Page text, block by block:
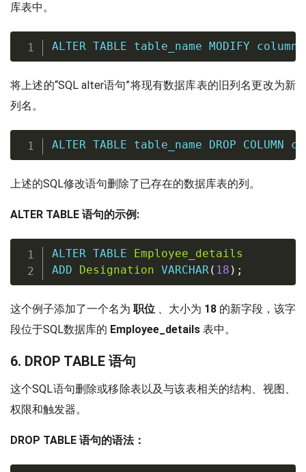
库表中。
ALTER TABLE table_name MODIFY
将上述的“SQL alter语句”将现有数据库表的旧列名更改为新
列名。
ALTER TABLE table_name DROP COLUMN
上述的SQL修改语句删除了已存在的数据库表的列。
ALTER TABLE 语句的示例:
ALTER TABLE
Employee_details
ADD
Designation VARCHAR( 18 ) ;
这个例子添加了一个名为 职位 、大小为 18 的新字段，该字
段位于SQL数据库的 Employee_details 表中。
6. DROP TABLE 语句
这个SQL语句删除或移除表以及与该表相关的结构、视图、
权限和触发器。
DROP TABLE 语句的语法：